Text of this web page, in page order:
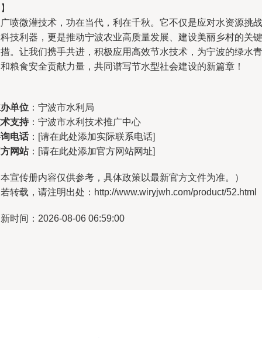
喷微灌技术，功在当代，利在千秋。它不仅是应对水资源挑战
技利器，更是推动宁波农业高质量发展、建设美丽乡村的关键
。让我们携手共进，积极应用高效节水技术，为宁波的绿水青
粮食安全贡献力量，共同谱写节水型社会建设的新篇章！
单位 ：宁波市水利局
支持：宁波市水利技术推广中心
电话：[请在此处添加实际联系电话]
网站：[请在此处添加官方网站网址]
宣传册内容仅供参考，具体政策以最新官方文件为准。）
转载，请注明出处：http://www.wiryjwh.com/product/52.html
时间：2026-08-06 06:59:00